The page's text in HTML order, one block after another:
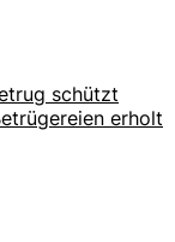
schützt
erholt